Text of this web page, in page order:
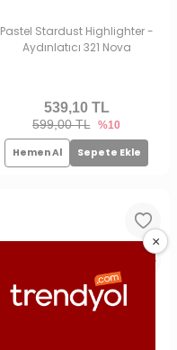
Pastel Stardust Highlighter -
Aydınlatıcı 321 Nova
599,00 TL %10
539,10TL
Hemen Al Sepete Ekle